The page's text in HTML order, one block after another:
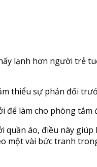
lạnh hơn người trẻ
thiểu sự phản đối
làm cho phòng
áo, điều này
một vài bức tranh